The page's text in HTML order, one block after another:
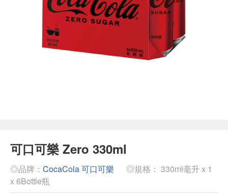
可口可樂 Zero 330ml
◎品牌： CocaCola 可口可樂
◎規格： 330ml毫升 x 1
x 6Bottle瓶